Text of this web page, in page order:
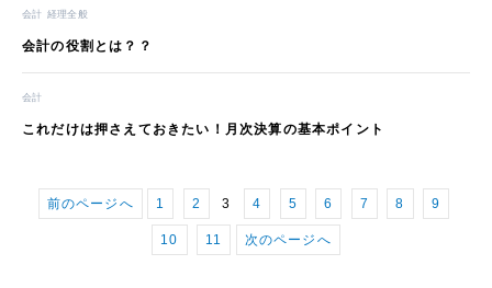
会計 経理全般
会計の役割とは？？
会計
これだけは押さえておきたい！月次決算の基本ポイント
前のページへ 1 2 3 4 5 6 7 8 9
10 11 次のページへ